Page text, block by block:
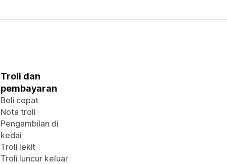
Troli dan
pembayaran
Beli cepat
Nota troli
Pengambilan di
kedai
Troli lekit
Troli luncur keluar